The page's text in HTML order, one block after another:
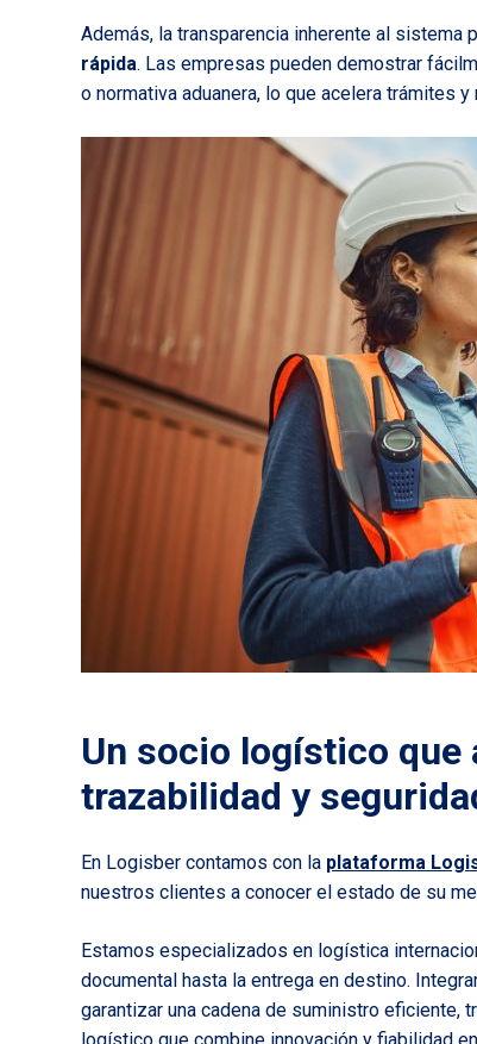
Además, la transparencia inherente al sistema
rápida. Las empresas pueden demostrar
o normativa aduanera, lo que acelera trámites
Un socio logístico que
trazabilidad y
En Logisber contamos con la plataforma
nuestros clientes a conocer el estado de su
Estamos especializados en logística
documental hasta la entrega en destino.
garantizar una cadena de suministro eficiente,